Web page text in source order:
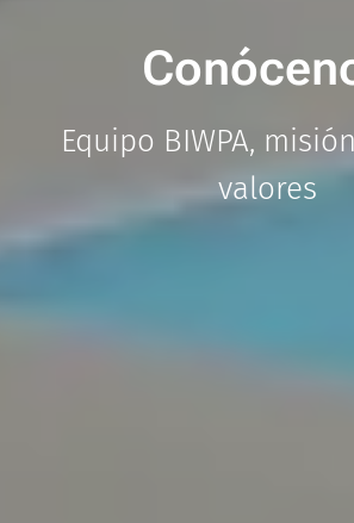
Equipo BIWPA,
valores